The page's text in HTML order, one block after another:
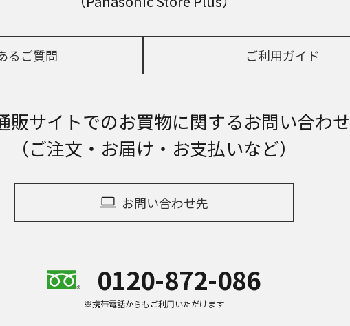
るご質問 ご利用ガイド
販サイトでのお買物に関するお問い合わせ
（ご注文・お届け・お支払いなど）
お問い合わせ先
0120-872-086
※携帯電話からもご利用いただけます